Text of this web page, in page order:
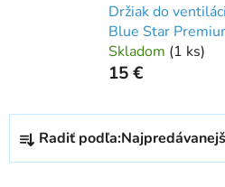
Držiak do
Blue Star
Skladom (1 ks)
15 €
R
d
Radiť podľa: